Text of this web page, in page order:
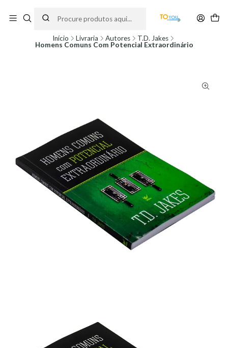
partir do dia 11 de Agosto, às 10H.
Início Livraria Autores
T.D. Jakes
Homens Comuns Com Potencial Extraordinário